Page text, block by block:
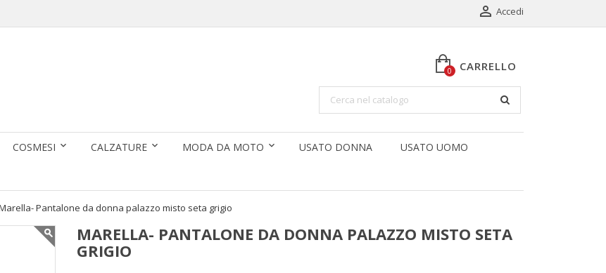
 Accedi
CARRELLO
0
COSMESI CALZATURE MODA DA MOTO USATO DONNA USATO UOMO
Pantalone da donna palazzo misto seta grigio
MARELLA- PANTALONE DA DONNA PALAZZO MISTO SETA
GRIGIO